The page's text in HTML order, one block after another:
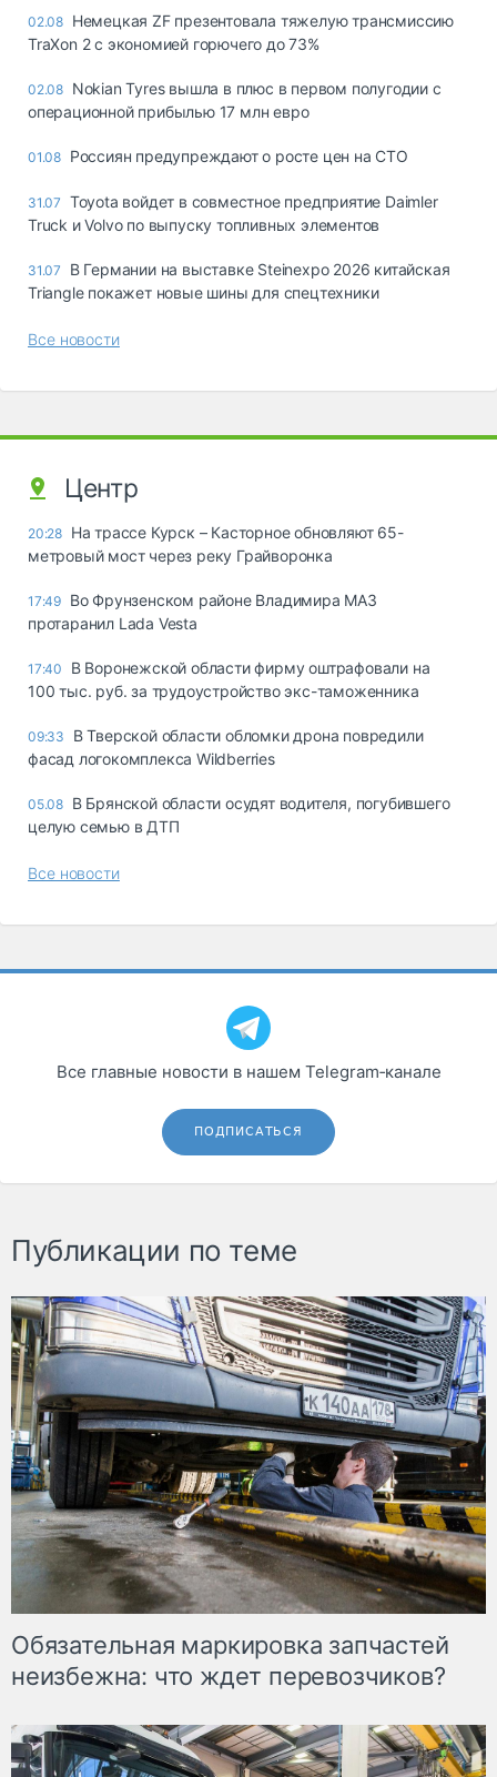
02.08 Немецкая ZF презентовала тяжелую трансмиссию
TraXon 2 с экономией горючего до 73%
02.08 Nokian Tyres вышла в плюс в первом полугодии с
операционной прибылью 17 млн евро
01.08 Россиян предупреждают о росте цен на СТО
31.07 Toyota войдет в совместное предприятие Daimler
Truck и Volvo по выпуску топливных элементов
31.07
В Германии на выставке Steinexpo 2026 китайская
Triangle покажет новые шины для спецтехники
Все новости
Центр
20:28 На трассе Курск – Касторное обновляют 65-
метровый мост через реку Грайворонка
17:49 Во Фрунзенском районе Владимира МАЗ
протаранил Lada Vesta
17:40
В Воронежской области фирму оштрафовали на
100 тыс. руб. за трудоустройство экс-таможенника
09:33
В Тверской области обломки дрона повредили
фасад логокомплекса Wildberries
05.08 В Брянской области осудят водителя, погубившего
целую семью в ДТП
Все новости
Все главные новости в нашем Telegram‑канале
ПОДПИСАТЬСЯ
Публикации по теме
Обязательная маркировка запчастей
неизбежна: что ждет перевозчиков?